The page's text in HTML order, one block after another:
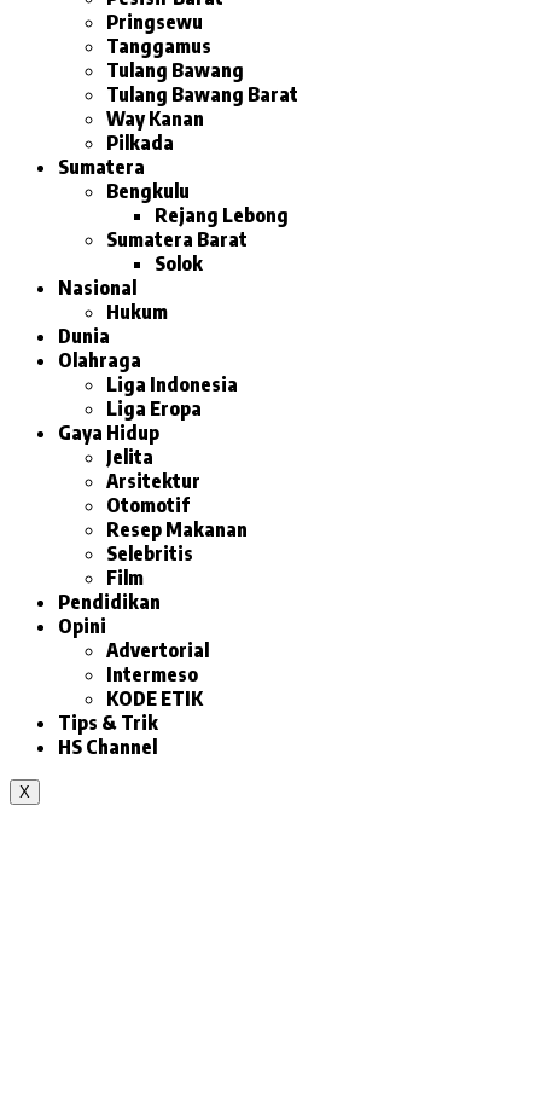
Pringsewu
Tanggamus
Tulang Bawang
Tulang Bawang Barat
Way Kanan
Pilkada
Sumatera
Bengkulu
Rejang Lebong
Sumatera Barat
Solok
Nasional
Hukum
Dunia
Olahraga
Liga Indonesia
Liga Eropa
Gaya Hidup
Jelita
Arsitektur
Otomotif
Resep Makanan
Selebritis
Film
Pendidikan
Opini
Advertorial
Intermeso
KODE ETIK
Tips & Trik
HS Channel
X